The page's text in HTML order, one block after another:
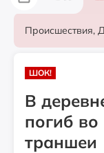
Происшествия,
ШОК!
В
погиб
траншеи